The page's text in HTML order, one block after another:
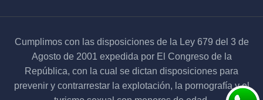
Cumplimos con las disposiciones de la Ley 679 del 3 de
Agosto de 2001 expedida por El Congreso de la
República, con la cual se dictan disposiciones para
prevenir y contrarrestar la explotación, la pornografía y el